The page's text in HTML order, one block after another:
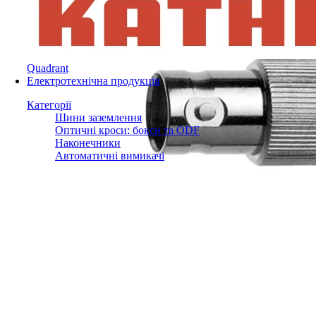
Quadrant
Електротехнічна продукція
Категорії
Шини заземлення
Оптичні кроси: бокси та ODF
Наконечники
Автоматичні вимикачі